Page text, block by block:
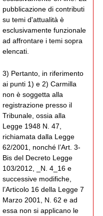
pubblicazione di contributi
su temi d'attualità è
esclusivamente funzionale
ad affrontare i temi sopra
elencati.
3) Pertanto, in riferimento
ai punti 1) e 2) Carmilla
non è soggetta alla
registrazione presso il
Tribunale, ossia alla
Legge 1948 N. 47,
richiamata dalla Legge
62/2001, nonché l’Art. 3-
Bis del Decreto Legge
103/2012, _N. 4_16 e
successive modifiche,
l’Articolo 16 della Legge 7
Marzo 2001, N. 62 e ad
essa non si applicano le